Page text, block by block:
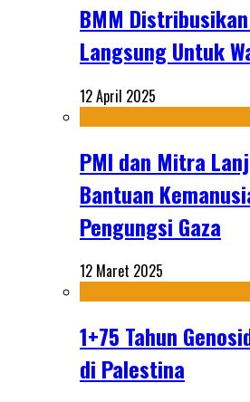
BMM
Langsung Untuk
12 April 2025
PMI dan Mitra
Bantuan
Pengungsi Gaza
12 Maret 2025
1+75 Tahun
di Palestina